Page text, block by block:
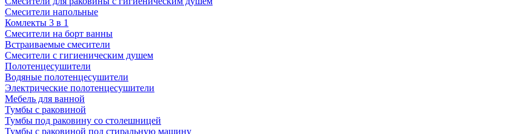
Смесители напольные
Комлекты 3 в 1
Смесители на борт ванны
Встраиваемые смесители
Смесители с гигиеническим душем
Полотенцесушители
Водяные полотенцесушители
Электрические полотенцесушители
Мебель для ванной
Тумбы с раковиной
Тумбы под раковину со столешницей
Тумбы с раковиной под стиральную машину